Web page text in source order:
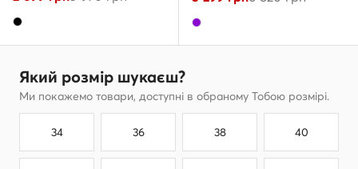
Який розмір шукаєш?
Ми покажемо товари, доступні в обраному Тобою розмірі.
34 36 38 40